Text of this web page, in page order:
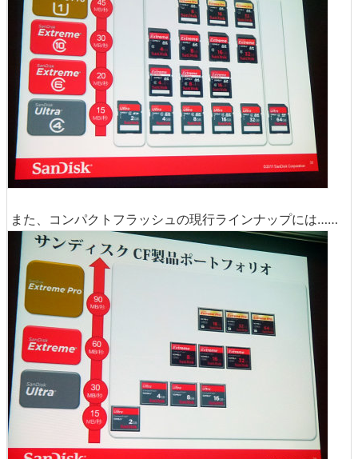
また、コンパクトフラッシュの現行ラインナップには……